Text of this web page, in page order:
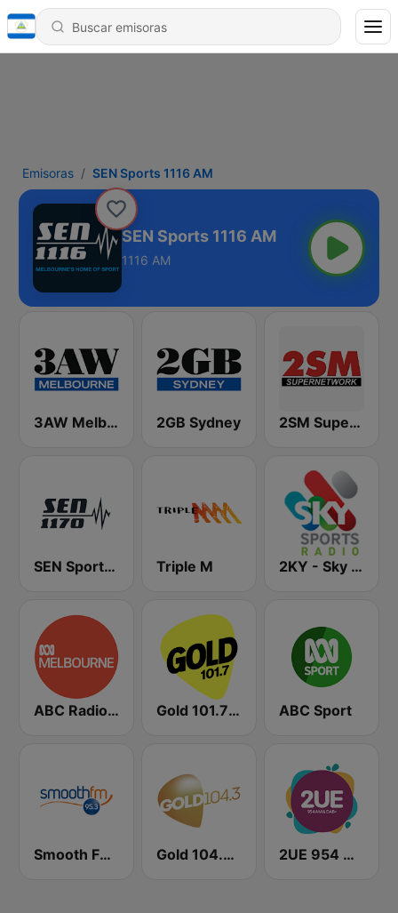
Emisoras SEN Sports 1116 AM
SEN Sports 1116 AM
1116 AM
3AW Melbourne 2GB Sydney 2SM Super Radio
SEN Sports 1170 Sydney Triple M 2KY - Sky Sports Radio
ABC Radio Melbourne Gold 101.7 FM ABC Sport
Smooth FM 95.3 Sydney Gold 104.3 FM 2UE 954 AM